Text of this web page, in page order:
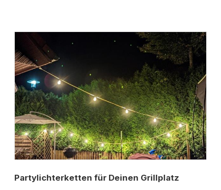
Partylichterketten für Deinen Grillplatz